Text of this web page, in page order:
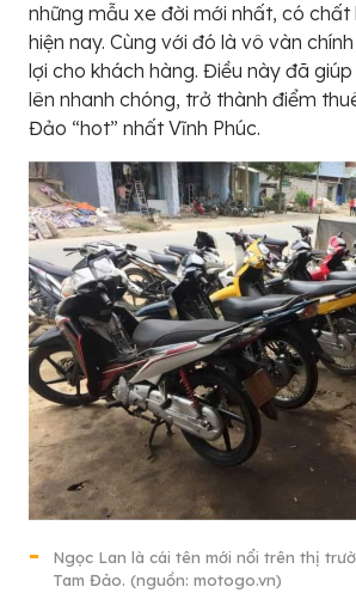
những mẫu xe đời mới nhất, có
hiện nay. Cùng với đó là vô vàn
lợi cho khách hàng. Điều này đã
lên nhanh chóng, trở thành điểm
Đảo “hot” nhất Vĩnh Phúc.
Ngọc Lan là cái tên mới nổi trên thị
Tam Đảo. (nguồn: motogo.vn)